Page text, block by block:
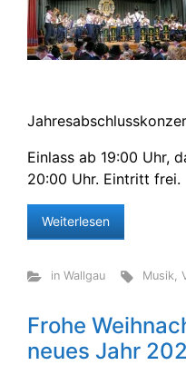
Einlass ab 19:00 Uhr,
20:00 Uhr. Eintritt frei.
Weiterlesen
in Wallgau Musik,
Frohe
neues Jahr